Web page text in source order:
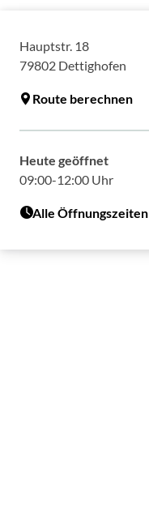
Hauptstr. 18
79802 Dettighofen
Route berechnen
Heute geöffnet
09:00-12:00 Uhr
Alle Öffnungszeiten